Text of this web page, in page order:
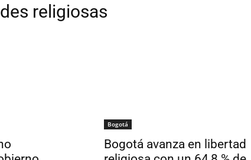
religiosas
Bogotá
Bogotá avanza en libertad